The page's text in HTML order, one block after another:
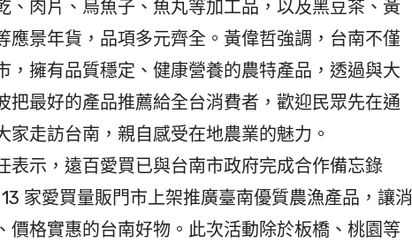
、肉片、烏魚子、魚丸等加工品，以及黑豆茶、黃
應景年貨，品項多元齊全。黃偉哲強調，台南不僅
，擁有品質穩定、健康營養的農特產品，透過與大
把最好的產品推薦給全台消費者，歡迎民眾先在通
家走訪台南，親自感受在地農業的魅力。
示，遠百愛買已與台南市政府完成合作備忘錄
13 家愛買量販門市上架推廣臺南優質農漁產品，讓消
價格實惠的台南好物。此次活動除於板橋、桃園等